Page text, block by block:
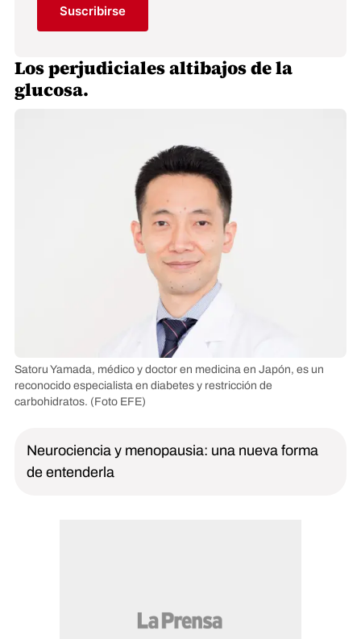
Suscribirse
Los perjudiciales altibajos de la
glucosa.
Satoru Yamada, médico y doctor en medicina en Japón, es un
reconocido especialista en diabetes y restricción de
carbohidratos. (Foto EFE)
Neurociencia y menopausia: una nueva forma
de entenderla